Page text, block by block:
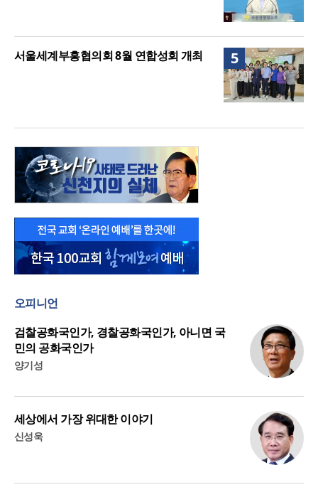
5
서울세계부흥협의회 8월 연합성회 개최
오피니언
검찰공화국인가, 경찰공화국인가, 아니면 국
민의 공화국인가
양기성
세상에서 가장 위대한 이야기
신성욱